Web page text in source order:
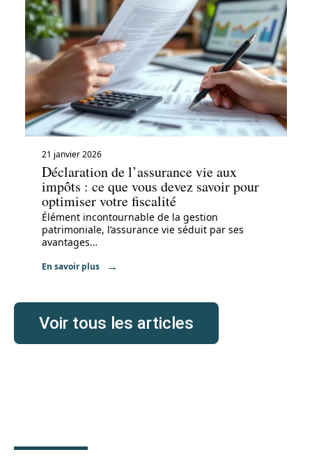
21 janvier 2026
Déclaration de l’assurance vie aux
impôts : ce que vous devez savoir pour
optimiser votre fiscalité
Élément incontournable de la gestion
patrimoniale, l’assurance vie séduit par ses
avantages…
En savoir plus
Voir tous les articles